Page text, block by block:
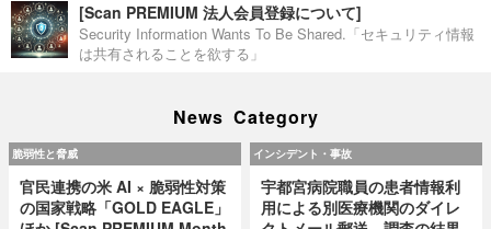
[Scan PREMIUM 法人会員登録について]
Security Information Wants To Be Shared.「セキュリティ情報
は共有されることを欲する」
News Category
脆弱性と脅威
官民連携の米 AI × 脆弱性対策
の国家戦略「GOLD EAGLE」
インシデント・事故
宇都宮病院職員の患者情報利
用による別医療機関のダイレ